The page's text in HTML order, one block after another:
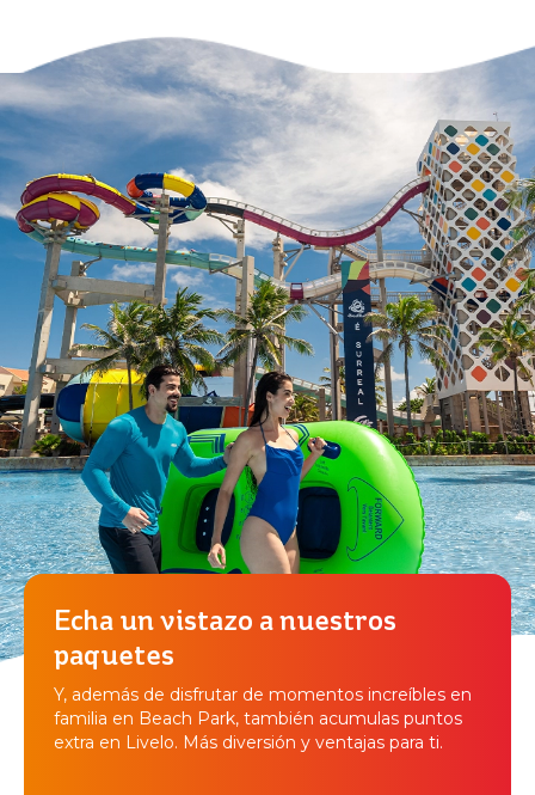
Echa un vistazo a nuestros
paquetes
Y, además de disfrutar de momentos increíbles en
familia en Beach Park, también acumulas puntos
extra en Livelo. Más diversión y ventajas para ti.